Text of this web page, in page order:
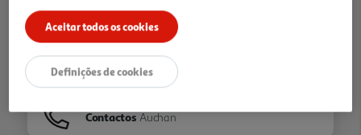
Ir para Homepage
Folhetos
Contactos Auchan
Aceitar todos os cookies
Definições de cookies